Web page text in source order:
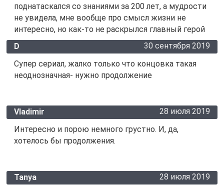
поднатаскался со знаниями за 200 лет, а мудрости
не увидела, мне вообще про смысл жизни не
интересно, но как-то не раскрылся главный герой
D
30 сентября 2019
Cупер сериал, жалко только что концовка такая
неоднозначная- нужно продолжение
Vladimir
28 июля 2019
Интересно и порою немного грустно. И, да,
хотелось бы продолжения.
Tanya
28 июля 2019